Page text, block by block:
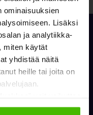
ominaisuuksien
Lisäksi
ja analytiikka-
miten käytät
yhdistää näitä
heille tai joita on